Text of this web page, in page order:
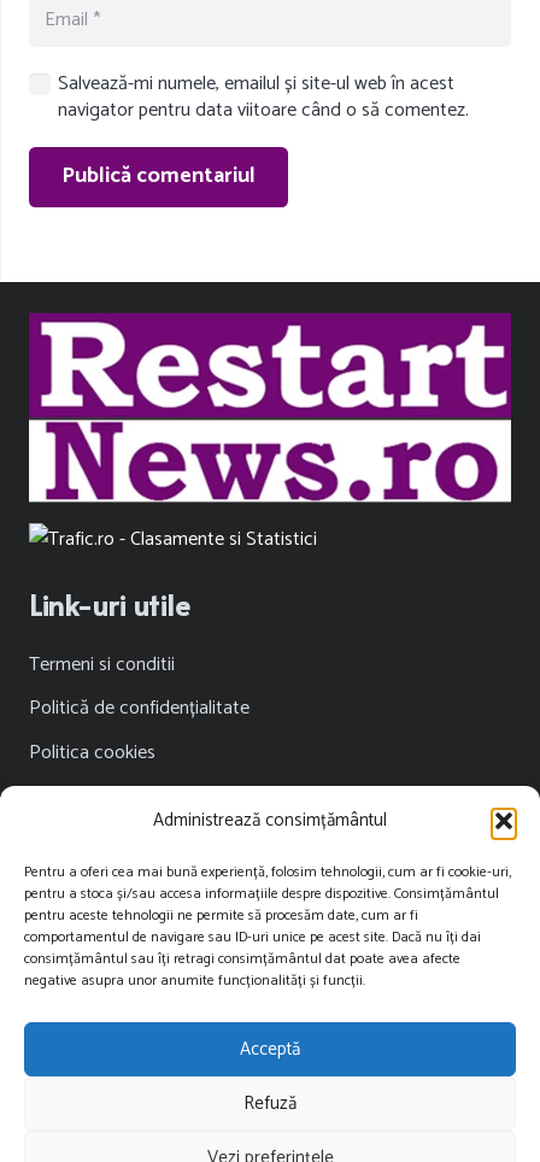
Administrează consimțământul
Pentru a oferi cea mai bună experiență, folosim tehnologii, cum ar fi cookie-uri,
pentru a stoca și/sau accesa informațiile despre dispozitive. Consimțământul
pentru aceste tehnologii ne permite să procesăm date, cum ar fi
comportamentul de navigare sau ID-uri unice pe acest site. Dacă nu îți dai
consimțământul sau îți retragi consimțământul dat poate avea afecte
negative asupra unor anumite funcționalități și funcții.
Acceptă
Refuză
Salvează-mi numele, emailul și site-ul web în acest
navigator pentru data viitoare când o să comentez.
Publică comentariul
Link-uri utile
Termeni si conditii
Politică de confidențialitate
Politica cookies
Publicitate
Contact
contact@restartnews.ro
publicitate@restartnews.ro
+40756822613